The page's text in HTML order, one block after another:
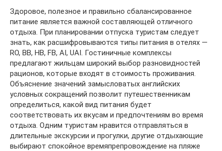
Здоровое, полезное и правильно сбалансированное
питание является важной составляющей отличного
отдыха. При планировании отпуска туристам следует
знать, как расшифровываются типы питания в отелях —
RO, BB, HB, FB, AI, UAI. Гостиничные комплексы
предлагают жильцам широкий выбор разновидностей
рационов, которые входят в стоимость проживания.
Объяснение значений замысловатых английских
условных сокращений позволит путешественникам
определиться, какой вид питания будет
соответствовать их вкусам и предпочтениям во время
отдыха. Одним туристам нравится отправляться в
длительные экскурсии и прогулки, другие отдыхающие
выбирают спокойное времяпрепровождение на пляже